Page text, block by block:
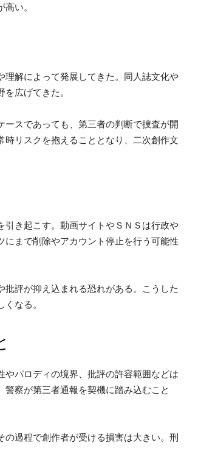
い。
解によって発展してきた。同人誌文化や
広げてきた。
スであっても、第三者の判断で捜査が開
リスクを抱えることとなり、二次創作文
き起こす。動画サイトやＳＮＳは行政や
まで削除やアカウント停止を行う可能性
評が抑え込まれる恐れがある。こうした
なる。
パロディの境界、批評の許容範囲などは
察が第三者通報を契機に踏み込むこと
過程で創作者が受ける損害は大きい。刑